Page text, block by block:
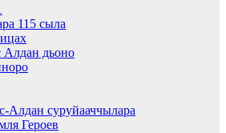
115 сыла
дьоно
Алдан суруйааччылара
Героев